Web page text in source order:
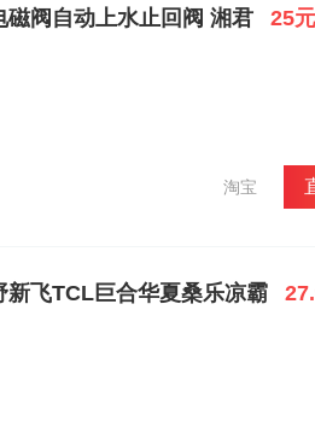
文环境。在常规能源匮乏的今天，桑乐
阀自动上水止回阀 湘君 25元
淘宝
飞TCL巨合华夏桑乐凉霸